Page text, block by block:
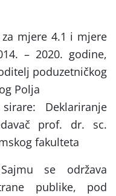
mjere 4.1 i mjere
– 2020. godine,
poduzetničkog
Polja
Deklariranje
prof. dr. sc.
fakulteta
se održava
publike, pod